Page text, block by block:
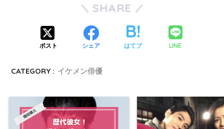
SHARE
ポスト シェア はてブ LINE
CATEGORY : イケメン俳優